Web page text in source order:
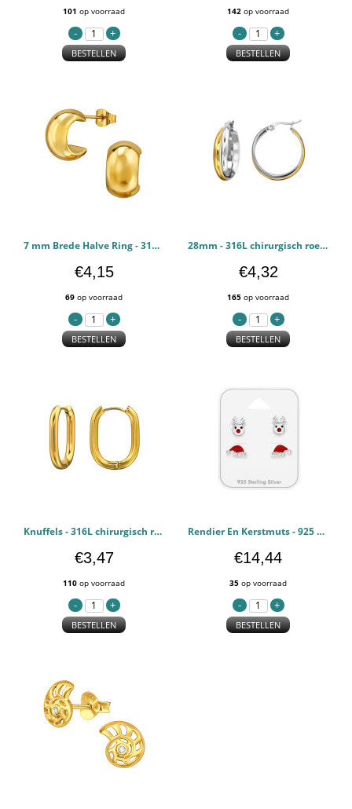
101 op voorraad
BESTELLEN
142 op voorraad
BESTELLEN
7 mm Brede Halve Ring - 316L chirurgisch roestvrij staal Oorstekers PCJW49804
€4,15
69 op voorraad
BESTELLEN
28mm - 316L chirurgisch roestvrij staal Oorbellen PCJW49787
€4,32
165 op voorraad
BESTELLEN
Knuffels - 316L chirurgisch roestvrij staal Oorbellen PCJW49772
€3,47
110 op voorraad
BESTELLEN
Rendier En Kerstmuts - 925 sterling zilver Kinderen Sets PCJW49756
€14,44
35 op voorraad
BESTELLEN